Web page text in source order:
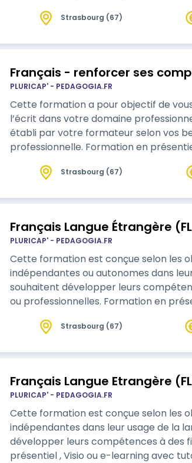
Strasbourg (67)
Français - renforcer ses
PLURICAP' - PEDAGOGIA.FR
Cette formation a pour objectif de
l’écrit dans votre domaine professionnel. Un programme personnalisé sera
établi par votre formateur selon vos
professionnelle. Formation en présentiel , Visio ou e-learning avec tutorat, on
Strasbourg (67)
Français Langue Étrangère
PLURICAP' - PEDAGOGIA.FR
Cette formation est conçue selon les
indépendantes ou autonomes dans
souhaitent développer leurs
ou professionnelles. Formation en présentiel , Visio ou e-learning avec tutorat,
Strasbourg (67)
Français Langue Etrangère
PLURICAP' - PEDAGOGIA.FR
Cette formation est conçue selon les
indépendantes dans leur usage de la
développer leurs compétences à des fins
présentiel , Visio ou e-learning avec